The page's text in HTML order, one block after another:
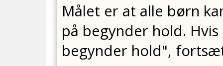
Målet er at alle børn
på begynder hold.
begynder hold",